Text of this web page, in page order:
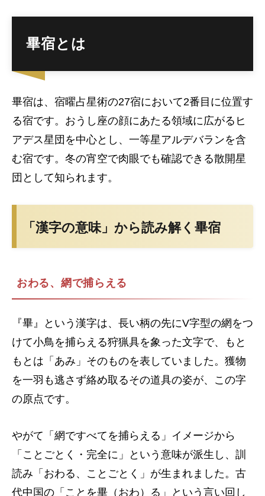
畢宿とは
畢宿は、宿曜占星術の27宿において2番目に位置す
る宿です。おうし座の顔にあたる領域に広がるヒ
アデス星団を中心とし、一等星アルデバランを含
む宿です。冬の宵空で肉眼でも確認できる散開星
団として知られます。
「漢字の意味」から読み解く畢宿
おわる、網で捕らえる
『畢』という漢字は、長い柄の先にV字型の網をつ
けて小鳥を捕らえる狩猟具を象った文字で、もと
もとは「あみ」そのものを表していました。獲物
を一羽も逃さず絡め取るその道具の姿が、この字
の原点です。
やがて「網ですべてを捕らえる」イメージから
「ことごとく・完全に」という意味が派生し、訓
読み「おわる、ことごとく」が生まれました。古
代中国の「ことを畢（おわ）る」という言い回し